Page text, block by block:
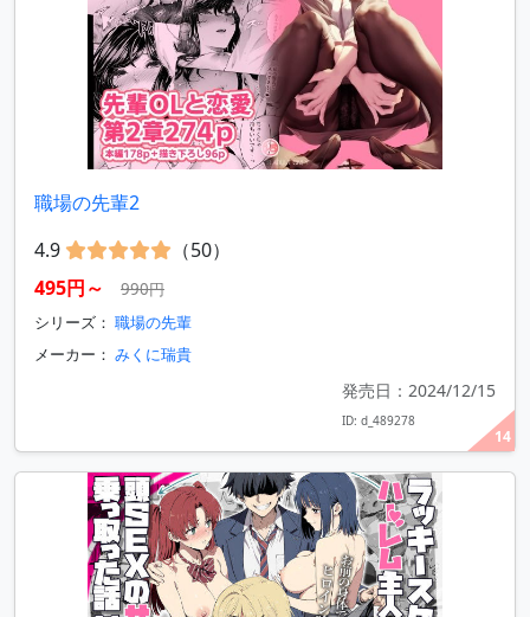
14
職場の先輩2
4.9
（50）
495円～
990円
シリーズ： 職場の先輩
メーカー： みくに瑞貴
発売日：2024/12/15
ID: d_489278